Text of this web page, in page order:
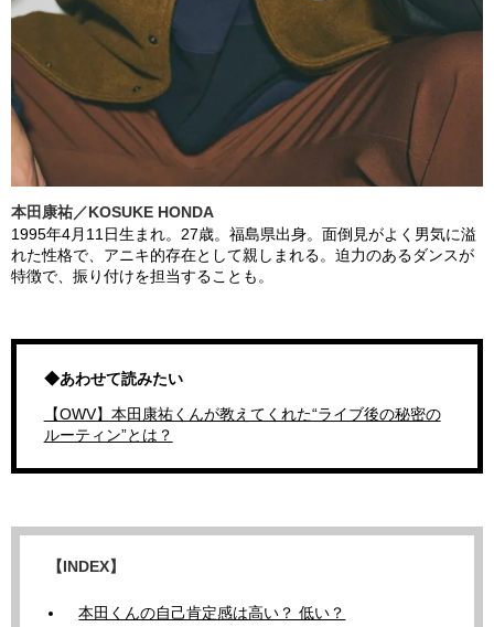
本田康祐／KOSUKE HONDA
1995年4月11日生まれ。27歳。福島県出身。面倒見がよく男気に溢
れた性格で、アニキ的存在として親しまれる。迫力のあるダンスが
特徴で、振り付けを担当することも。
◆あわせて読みたい
【OWV】本田康祐くんが教えてくれた“ライブ後の秘密の
ルーティン”とは？
【INDEX】
本田くんの自己肯定感は高い？ 低い？